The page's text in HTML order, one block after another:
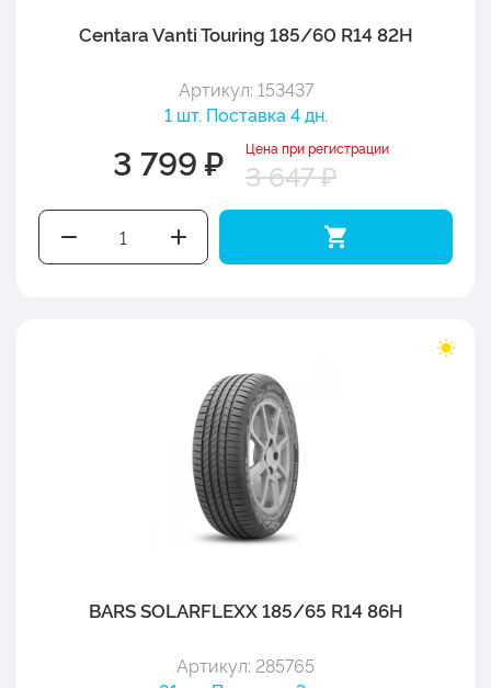
Centara Vanti Touring 185/60 R14 82H
Артикул: 153437
1 шт. Поставка 4 дн.
3 799 ₽ Цена при регистрации
3 647 ₽
BARS SOLARFLEXX 185/65 R14 86H
Артикул: 285765